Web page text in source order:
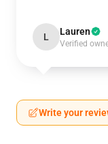
L Lauren
Verified
Write your